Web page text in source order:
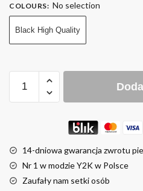
COLOURS: No selection
Black High Quality
14-dniowa gwarancja zwrotu
Nr 1 w modzie Y2K w Polsce
Zaufały nam setki osób